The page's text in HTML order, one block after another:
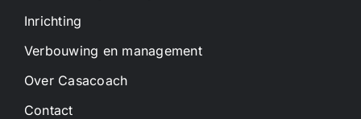
Inrichting
Verbouwing en management
Over Casacoach
Contact